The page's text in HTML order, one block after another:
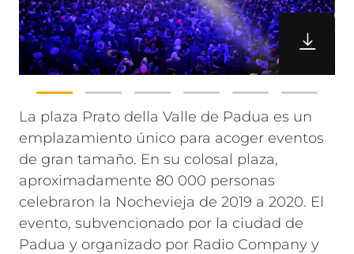
La plaza Prato della Valle de Padua es un
emplazamiento único para acoger eventos
de gran tamaño. En su colosal plaza,
aproximadamente 80 000 personas
celebraron la Nochevieja de 2019 a 2020. El
evento, subvencionado por la ciudad de
Padua y organizado por Radio Company y